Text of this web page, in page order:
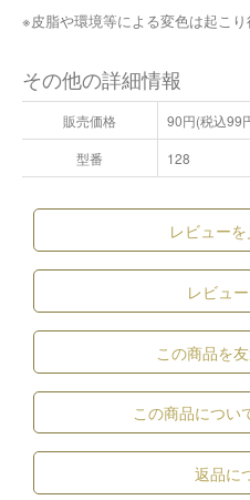
※皮脂や環境等による変色は起こり
その他の詳細情報
販売価格
90円(税込99
型番
128
レビュー
レビュ
この商品を
この商品につい
返品に